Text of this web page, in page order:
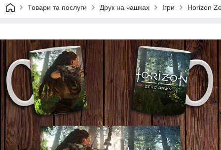
Товари та послуги Друк на чашках Ігри Horizon